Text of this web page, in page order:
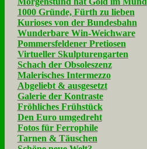
1000 Gründe, Fürth zu lieben
Kurioses von der Bundesbahn
Wunderbare Win-Weichware
Pommersfeldener Pretiosen
Virtueller Skulpturengarten
Schach der Obsoleszenz
Malerisches Intermezzo
Abgeliebt & ausgesetzt
Galerie der Kontraste
Fröhliches Frühstück
Den Euro umgedreht
Fotos für Ferrophile
Tarnen & Täuschen